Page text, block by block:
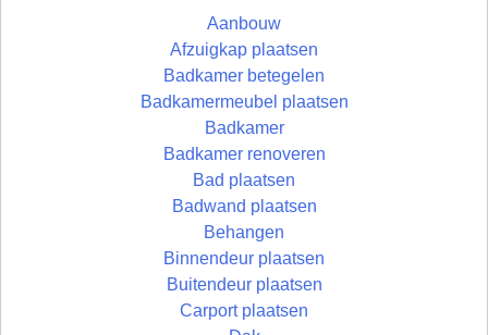
Aanbouw
Afzuigkap plaatsen
Badkamer betegelen
Badkamermeubel plaatsen
Badkamer
Badkamer renoveren
Bad plaatsen
Badwand plaatsen
Behangen
Binnendeur plaatsen
Buitendeur plaatsen
Carport plaatsen